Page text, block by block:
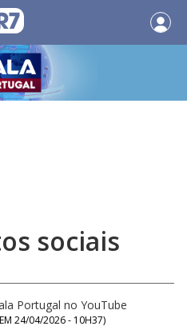
sociais
Portugal no YouTube
24/04/2026 - 10H37)